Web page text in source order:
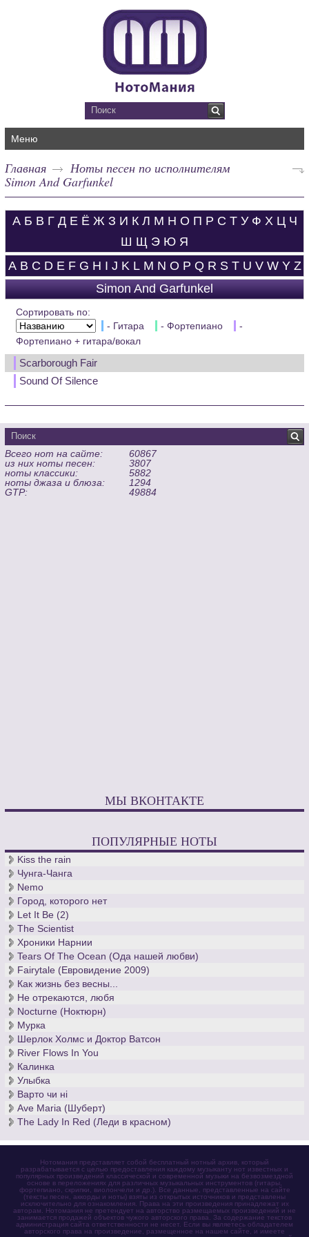
Меню
Главная
Ноты песен по исполнителям
Simon And Garfunkel
А Б В Г Д Е Ё Ж З И К Л М Н О П Р С Т У Ф Х Ц Ч
Ш Щ Э Ю Я
A B C D E F G H I J K L M N O P Q R S T U V W Y Z
Simon And Garfunkel
Сортировать по:
- Гитара
- Фортепиано
-
Фортепиано + гитара/вокал
Scarborough Fair
Sound Of Silence
Всего нот на сайте:
60867
из них ноты песен:
3807
ноты классики:
5882
ноты джаза и блюза:
1294
GTP:
49884
МЫ ВКОНТАКТЕ
ПОПУЛЯРНЫЕ НОТЫ
Kiss the rain
Чунга-Чанга
Nemo
Город, которого нет
Let It Be (2)
The Scientist
Хроники Нарнии
Tears Of The Ocean (Ода нашей любви)
Fairytale (Евровидение 2009)
Как жизнь без весны...
Не отрекаются, любя
Nocturne (Ноктюрн)
Мурка
Шерлок Холмс и Доктор Ватсон
River Flows In You
Калинка
Улыбка
Варто чи нi
Ave Maria (Шуберт)
The Lady In Red (Леди в красном)
Нотомания представляет собой бесплатный нотный архив, который
разрабатывается с целью предоставления каждому музыканту нот известных и
популярных произведений классической и современной музыки на безвозмездной
основе в переложениях для различных музыкальных инструментов (гитары,
фортепиано, скрипки, виолончели и др.). Все данные, представленные на сайте
(тексты песен, аккорды и ноты) взяты из открытых источников и представлены
исключительно для ознакомления. Права на эти произведения принадлежат их
авторам. Нотомания не претендует на авторство размещаемых произведений и не
занимается продажей объектов чужого авторского права. За содержание текстов
администрация сайта ответственности не несет. Если вы являетесь обладателем
авторского права на произведение, размещенное на нашем сайте, и имеете